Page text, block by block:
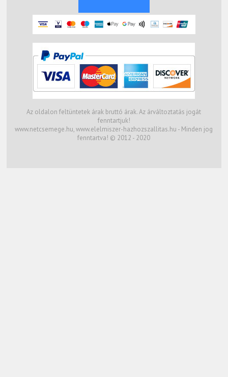
Az oldalon feltüntetek árak bruttó árak. Az árváltoztatás jogát
fenntartjuk!
www.netcsemege.hu, www.elelmiszer-hazhozszallitas.hu - Minden jog
fenntartva! © 2012 - 2020